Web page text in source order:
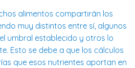
alimentos compartirán los
muy distintos entre sí, algunos
umbral establecido y otros lo
Esto se debe a que los cálculos
que esos nutrientes aportan en